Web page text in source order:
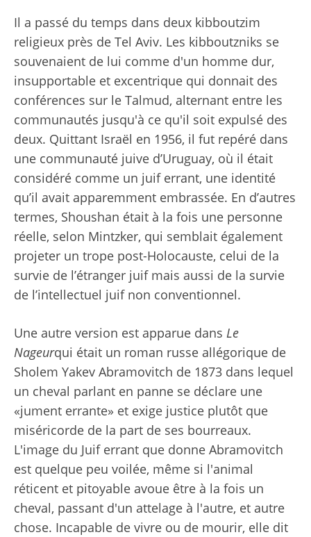
Il a passé du temps dans deux kibboutzim
religieux près de Tel Aviv. Les kibboutzniks se
souvenaient de lui comme d'un homme dur,
insupportable et excentrique qui donnait des
conférences sur le Talmud, alternant entre les
communautés jusqu'à ce qu'il soit expulsé des
deux. Quittant Israël en 1956, il fut repéré dans
une communauté juive d’Uruguay, où il était
considéré comme un juif errant, une identité
qu’il avait apparemment embrassée. En d’autres
termes, Shoushan était à la fois une personne
réelle, selon Mintzker, qui semblait également
projeter un trope post-Holocauste, celui de la
survie de l’étranger juif mais aussi de la survie
de l’intellectuel juif non conventionnel.
Une autre version est apparue dans Le
Nageurqui était un roman russe allégorique de
Sholem Yakev Abramovitch de 1873 dans lequel
un cheval parlant en panne se déclare une
«jument errante» et exige justice plutôt que
miséricorde de la part de ses bourreaux.
L'image du Juif errant que donne Abramovitch
est quelque peu voilée, même si l'animal
réticent et pitoyable avoue être à la fois un
cheval, passant d'un attelage à l'autre, et autre
chose. Incapable de vivre ou de mourir, elle dit